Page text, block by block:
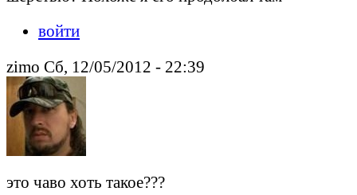
войти
zimo Сб, 12/05/2012 - 22:39
это чаво хоть такое???